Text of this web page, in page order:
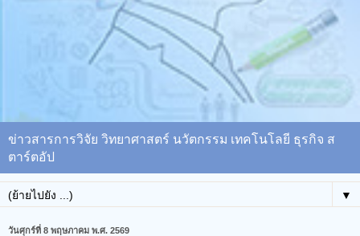
ข่าวสารการวิจัย วิทยาศาสตร์ นวัตกรรม เทคโนโลยี ธุรกิจ ส
ตาร์ตอัป
▼
วันศุกร์ที่ 8 พฤษภาคม พ.ศ. 2569